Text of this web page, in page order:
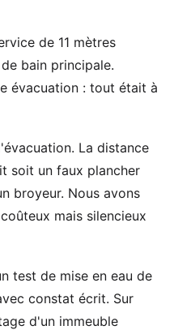
de 11 mètres
bain principale.
évacuation : tout était à
La distance
soit un faux plancher
broyeur. Nous avons
mais silencieux
test de mise en eau de
constat écrit. Sur
d'un immeuble